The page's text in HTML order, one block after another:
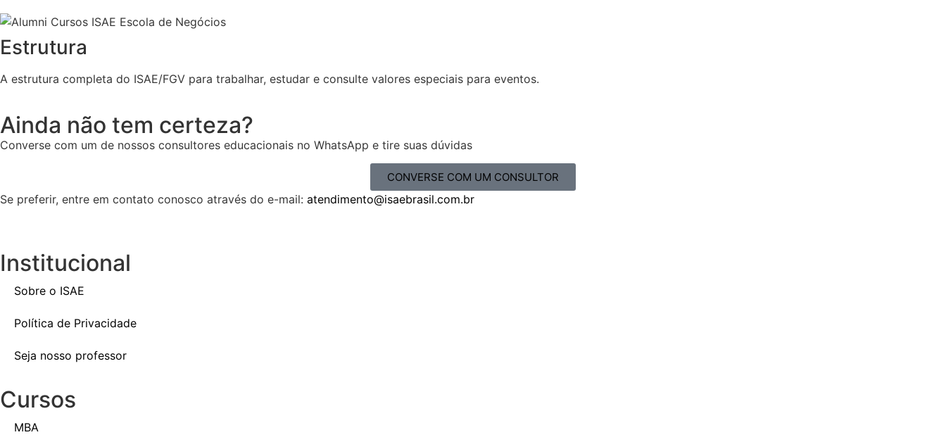
Estrutura
A estrutura completa do ISAE/FGV para trabalhar, estudar e consulte valores especiais para eventos.
Ainda não tem certeza?
Converse com um de nossos consultores educacionais no WhatsApp e tire suas dúvidas
CONVERSE COM UM CONSULTOR
Se preferir, entre em contato conosco através do e-mail: atendimento@isaebrasil.com.br
Institucional
Sobre o ISAE
Política de Privacidade
Seja nosso professor
Cursos
MBA